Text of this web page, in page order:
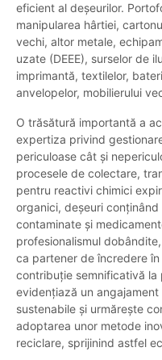
eficient al deșeurilor.
manipularea hârtiei,
vechi, altor metale,
uzate (DEEE), surselor de
imprimantă, textilelor,
anvelopelor, mobilierului
O trăsătură importantă a
expertiza privind
periculoase cât și
procesele de colectare,
pentru reactivi chimici
organici, deșeuri
contaminate și
profesionalismul
ca partener de încredere
contribuție semnificativă la
evidențiază un
sustenabile și urmărește
adoptarea unor metode
reciclare, sprijinind astfel